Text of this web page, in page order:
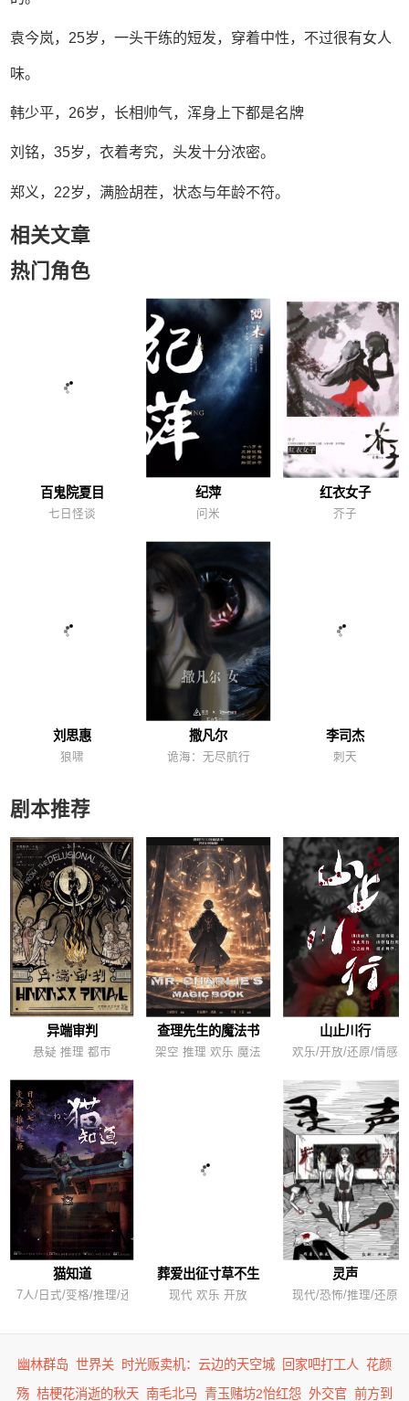
袁今岚，25岁，一头干练的短发，穿着中性，不过很有女人
味。
韩少平，26岁，长相帅气，浑身上下都是名牌
刘铭，35岁，衣着考究，头发十分浓密。
郑义，22岁，满脸胡茬，状态与年龄不符。
相关文章
热门角色
百鬼院夏目
七日怪谈
纪萍
问米
红衣女子
芥子
刘思惠
狼啸
撒凡尔
诡海：无尽航行
李司杰
刺天
剧本推荐
异端审判
悬疑 推理 都市
查理先生的魔法书
架空 推理 欢乐 魔法
山止川行
欢乐/开放/还原/情感
猫知道
7人/日式/变格/推理/还原
葬爱出征寸草不生
现代 欢乐 开放
灵声
现代/恐怖/推理/还原
幽林群岛 世界关 时光贩卖机：云边的天空城 回家吧打工人 花颜
殇 桔梗花消逝的秋天 南毛北马 青玉赌坊2怡红怨 外交官 前方到